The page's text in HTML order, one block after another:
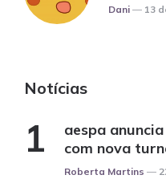
Posted
Dani 13
Notícias
aespa
com nova
Posted
Roberta Martins